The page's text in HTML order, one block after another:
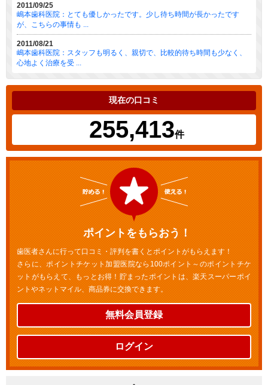
2011/09/25
嶋本歯科医院：とても優しかったです。少し待ち時間が長かったです
が、こちらの事情も ...
2011/08/21
嶋本歯科医院：スタッフも明るく、親切で、比較的待ち時間も少なく、
心地よく治療を受 ...
現在の口コミ
255,413件
ポイントをもらおう！
歯医者さんに行って口コミ・評判を書くとポイントがもらえます！
さらに、ポイントチケット加盟医院なら100ポイント～のポイントチケ
ットがもらえて、もっとお得！貯まったポイントは、楽天スーパーポイ
ントやネットマイル、商品券に交換できます。
無料会員登録
ログイン